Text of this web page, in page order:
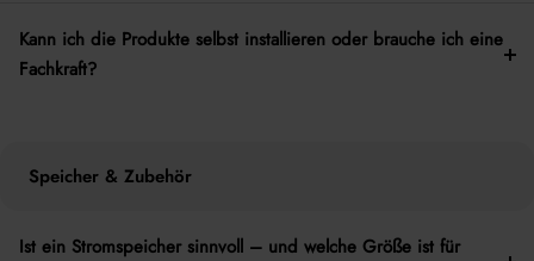
Kann ich die Produkte selbst installieren oder brauche ich eine
Fachkraft?
Speicher & Zubehör
Ist ein Stromspeicher sinnvoll – und welche Größe ist für